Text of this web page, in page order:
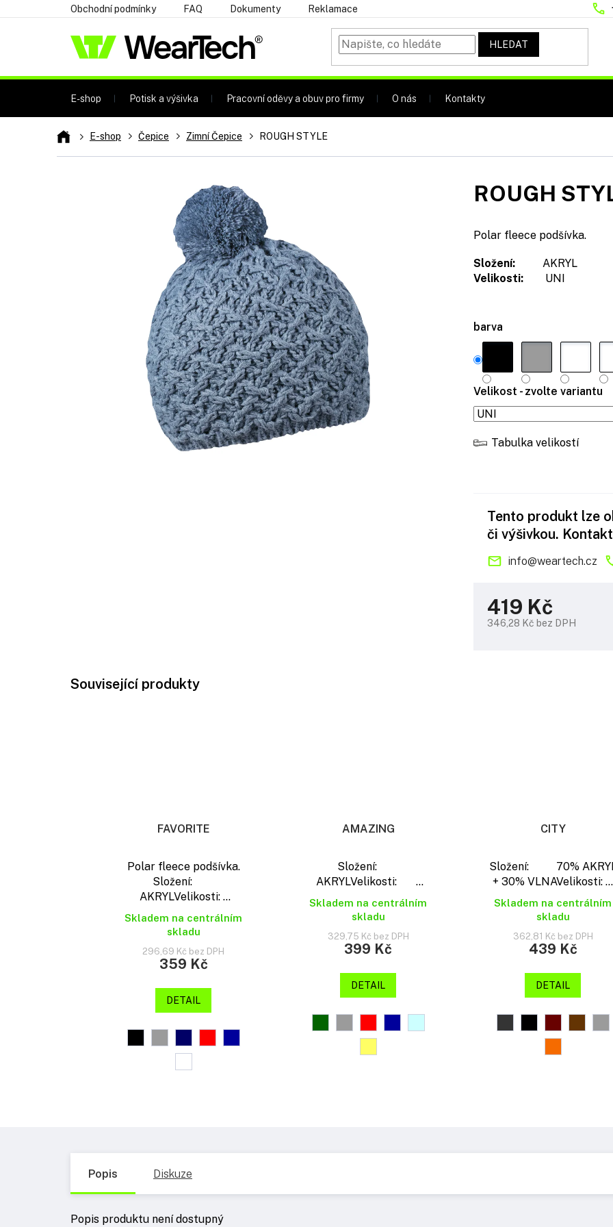
na
Obchodní podmínky FAQ Dokumenty Reklamace
HLEDAT
E-shop Potisk a výšivka Pracovní oděvy a obuv pro firmy O nás Kontakty
DomůE-shop Čepice Zimní Čepice ROUGH STYLE
barva
Velikost - zvolte variantu
Tabulka velikostí
Polar fleece podšívka.
Složení:
AKRYL
Velikosti:
UNI
ROUGH
419 Kč
346,28 Kč bez DPH
Tento produkt lze
či výšivkou.
info@weartech.cz
Související produkty
FAVORITE
Polar fleece podšívka.
Složení:
AKRYLVelikosti: ...
Skladem na centrálním
skladu
296,69 Kč bez DPH
359 Kč
DETAIL
AMAZING
Složení:
AKRYLVelikosti: ...
Skladem na centrálním
skladu
329,75 Kč bez DPH
399 Kč
DETAIL
CITY
Složení: 70%
+ 30% VLNAVelikosti: ...
Skladem na centrálním
skladu
362,81 Kč bez DPH
439 Kč
DETAIL
Popis Diskuze
Popis produktu není dostupný